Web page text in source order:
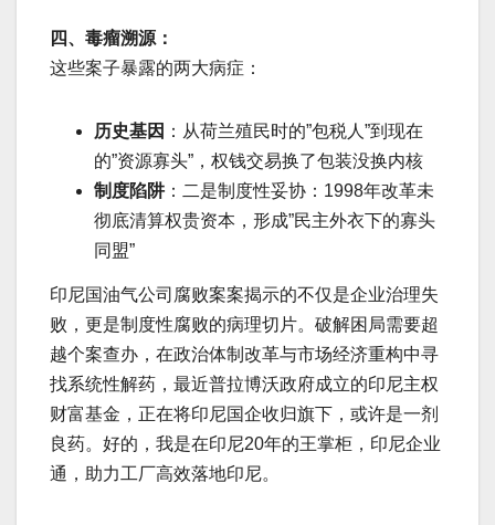
四、毒瘤溯源：
这些案子暴露的两大病症：
历史基因 ：从荷兰殖民时的”包税人”到现在
的”资源寡头”，权钱交易换了包装没换内核
制度陷阱：二是制度性妥协：1998年改革未
彻底清算权贵资本，形成”民主外衣下的寡头
同盟”
印尼国油气公司腐败案案揭示的不仅是企业治理失
败，更是制度性腐败的病理切片。破解困局需要超
越个案查办，在政治体制改革与市场经济重构中寻
找系统性解药，最近普拉博沃政府成立的印尼主权
财富基金，正在将印尼国企收归旗下，或许是一剂
良药。好的，我是在印尼20年的王掌柜，印尼企业
通，助力工厂高效落地印尼。